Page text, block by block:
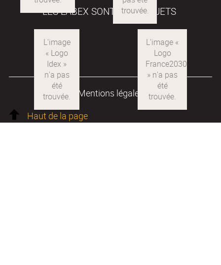
LES LABEX SONT DES PROJETS
Logo
Idex
Logo
France2030
Mentions légales
Haut de la page